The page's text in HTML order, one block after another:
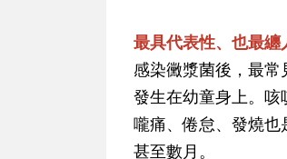
最具代表性、也最
感染黴漿菌後，最
發生在幼童身上。
嚨痛、倦怠、發燒
甚至數月。